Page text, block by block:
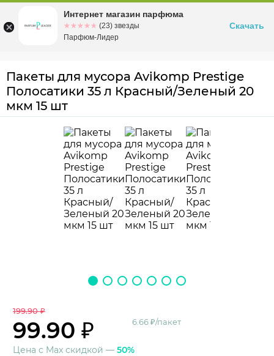
Омскул. Заозерная, 11, к. 1
Пакеты для мусора Avikomp Prestige
Полосатики 35 л Красный/Зеленый 20
мкм 15 шт
199.90 ₽
99.90 ₽ 6.66 ₽/пакет
Цена с Max скидкой — 50%
Интернет магазин парфюма
☆☆☆☆☆
★★★★★ (23) звезды
Парфюм-Лидер
Скачать